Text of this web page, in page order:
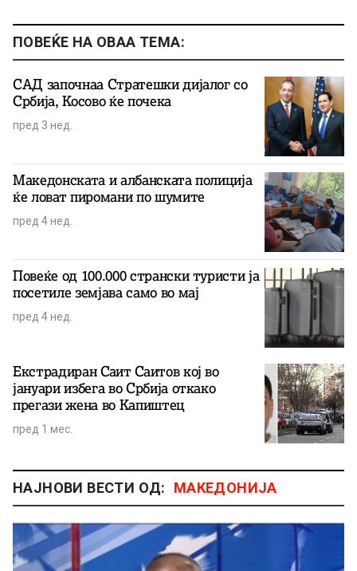
ПОВЕЌЕ НА ОВАА ТЕМА:
САД започнаа Стратешки дијалог со
Србија, Косово ќе почека
пред 3 нед.
Македонската и албанската полиција
ќе ловат пиромани по шумите
пред 4 нед.
Повеќе од 100.000 странски туристи ја
посетиле земјава само во мај
пред 4 нед.
Екстрадиран Саит Саитов кој во
јануари избега во Србија откако
прегази жена во Капиштец
пред 1 мес.
НАЈНОВИ ВЕСТИ ОД: МАКЕДОНИЈА